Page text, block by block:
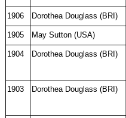
1906 Dorothea Douglass (BRI)
1905 May Sutton (USA)
1904 Dorothea Douglass (BRI)
1903 Dorothea Douglass (BRI)